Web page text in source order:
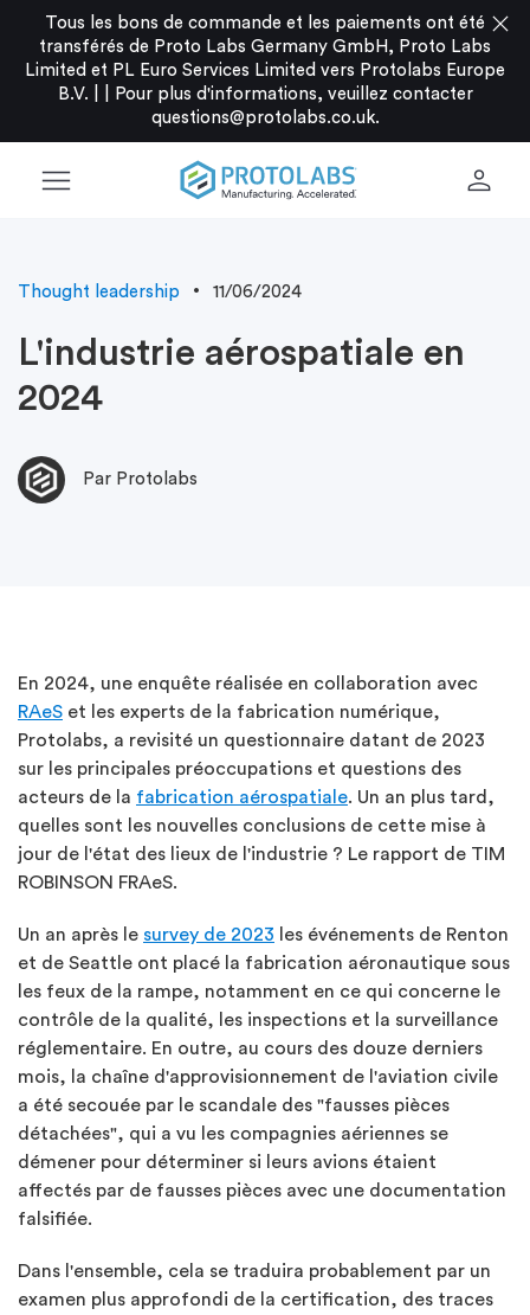
Tous les bons de commande et les paiements ont été
transférés de Proto Labs Germany GmbH, Proto Labs
Limited et PL Euro Services Limited vers Protolabs Europe
B.V. |
Pour plus d'informations, veuillez contacter
questions@protolabs.co.uk.
close
menu person
Thought leadership 11/06/2024
L'industrie aérospatiale en
2024
Par Protolabs
En 2024, une enquête réalisée en collaboration avec
RAeS et les experts de la fabrication numérique,
Protolabs, a revisité un questionnaire datant de 2023
sur les principales préoccupations et questions des
acteurs de la fabrication aérospatiale. Un an plus tard,
quelles sont les nouvelles conclusions de cette mise à
jour de l'état des lieux de l'industrie ? Le rapport de TIM
ROBINSON FRAeS.
Un an après le survey de 2023 les événements de Renton
et de Seattle ont placé la fabrication aéronautique sous
les feux de la rampe, notamment en ce qui concerne le
contrôle de la qualité, les inspections et la surveillance
réglementaire. En outre, au cours des douze derniers
mois, la chaîne d'approvisionnement de l'aviation civile
a été secouée par le scandale des "fausses pièces
détachées", qui a vu les compagnies aériennes se
démener pour déterminer si leurs avions étaient
affectés par de fausses pièces avec une documentation
falsifiée.
Dans l'ensemble, cela se traduira probablement par un
examen plus approfondi de la certification, des traces